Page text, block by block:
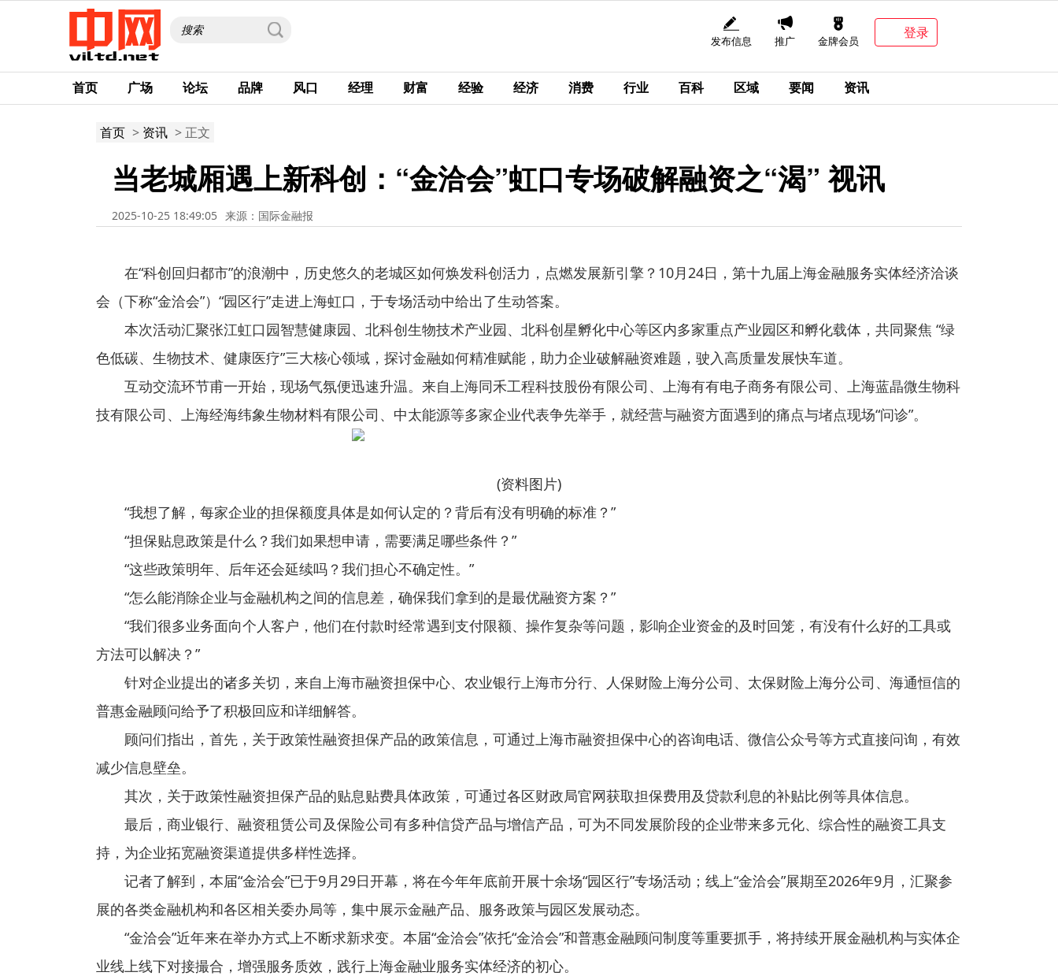
发布信息 推广 金牌会员
登录
首页 广场 论坛 品牌 风口 经理 财富 经验 经济 消费 行业 百科 区域 要闻 资讯
首页 > 资讯 > 正文
当老城厢遇上新科创：“金洽会”虹口专场破解融资之“渴” 视讯
2025-10-25 18:49:05 来源：国际金融报
在“科创回归都市”的浪潮中，历史悠久的老城区如何焕发科创活力，点燃发展新引擎？10月24日，第十九届上海金融服务实体经济洽谈
会（下称“金洽会”）“园区行”走进上海虹口，于专场活动中给出了生动答案。
本次活动汇聚张江虹口园智慧健康园、北科创生物技术产业园、北科创星孵化中心等区内多家重点产业园区和孵化载体，共同聚焦 “绿
色低碳、生物技术、健康医疗”三大核心领域，探讨金融如何精准赋能，助力企业破解融资难题，驶入高质量发展快车道。
互动交流环节甫一开始，现场气氛便迅速升温。来自上海同禾工程科技股份有限公司、上海有有电子商务有限公司、上海蓝晶微生物科
技有限公司、上海经海纬象生物材料有限公司、中太能源等多家企业代表争先举手，就经营与融资方面遇到的痛点与堵点现场“问诊”。
(资料图片)
“我想了解，每家企业的担保额度具体是如何认定的？背后有没有明确的标准？”
“担保贴息政策是什么？我们如果想申请，需要满足哪些条件？”
“这些政策明年、后年还会延续吗？我们担心不确定性。”
“怎么能消除企业与金融机构之间的信息差，确保我们拿到的是最优融资方案？”
“我们很多业务面向个人客户，他们在付款时经常遇到支付限额、操作复杂等问题，影响企业资金的及时回笼，有没有什么好的工具或
方法可以解决？”
针对企业提出的诸多关切，来自上海市融资担保中心、农业银行上海市分行、人保财险上海分公司、太保财险上海分公司、海通恒信的
普惠金融顾问给予了积极回应和详细解答。
顾问们指出，首先，关于政策性融资担保产品的政策信息，可通过上海市融资担保中心的咨询电话、微信公众号等方式直接问询，有效
减少信息壁垒。
其次，关于政策性融资担保产品的贴息贴费具体政策，可通过各区财政局官网获取担保费用及贷款利息的补贴比例等具体信息。
最后，商业银行、融资租赁公司及保险公司有多种信贷产品与增信产品，可为不同发展阶段的企业带来多元化、综合性的融资工具支
持，为企业拓宽融资渠道提供多样性选择。
记者了解到，本届“金洽会”已于9月29日开幕，将在今年年底前开展十余场“园区行”专场活动；线上“金洽会”展期至2026年9月，汇聚参
展的各类金融机构和各区相关委办局等，集中展示金融产品、服务政策与园区发展动态。
“金洽会”近年来在举办方式上不断求新求变。本届“金洽会”依托“金洽会”和普惠金融顾问制度等重要抓手，将持续开展金融机构与实体企
业线上线下对接撮合，增强服务质效，践行上海金融业服务实体经济的初心。